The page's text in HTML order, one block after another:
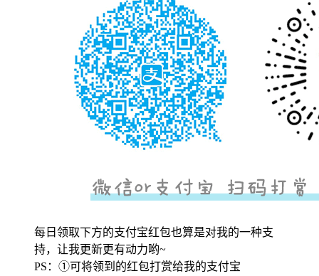
每日领取下方的支付宝红包也算是对我的一种支
持，让我更新更有动力哟~
PS：①可将领到的红包打赏给我的支付宝